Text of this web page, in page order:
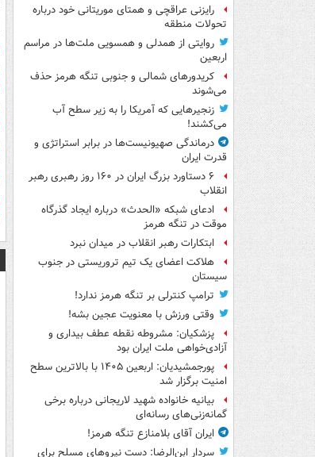
رایزنی عراقچی و همتای موریتانی خود درباره
تحولات منطقه
روایتی از همدلی و همسویی ملت‌ها در مراسم
اربعین
کریدورهای شمالی و جنوبی تنگه هرمز حذف
می‌شوند
زنجیرهایی که آمریکا را به زیر سطح آب
می‌کشند!
درماندگی صهیونیست‌ها در برابر استراتژی و
قدرت ایران
۶ دستاورد بزرگ ایران در ۱۶۰ روز رهبری رهبر
انقلاب
ادعای شبکه «الحدث» درباره ایجاد گذرگاه
موقت در تنگه هرمز
ابتکارات رهبر انقلاب در میدان نبرد
هلاکت اعضای یک تیم تروریستی در جنوب
سیستان
ترامپ کنترلی بر تنگه هرمز ندارد!
وقتی ورزش با معنویت عجین بشه!
پزشکیان: مشروطه نقطه عطف بیداری و
آزادی‌خواهی ملت ایران بود
پورجمشیدیان: اربعین ۱۴۰۵ با بالاترین سطح
امنیت برگزار شد
بیانیه خانواده شهید لاریجانی درباره برخی
گمانه‌زنی‌های رسانه‌ای
ایران آقای بلامنازع تنگه هرمز!
سردار ابن‌الرضا: دست نیروهای مسلح برای